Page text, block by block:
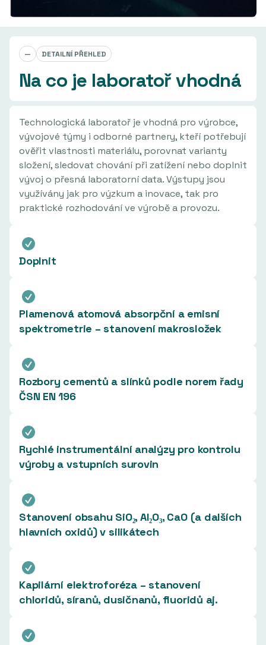
— DETAILNÍ PŘEHLED
Na co je laboratoř vhodná
Technologická laboratoř je vhodná pro výrobce,
vývojové týmy i odborné partnery, kteří potřebují
ověřit vlastnosti materiálu, porovnat varianty
složení, sledovat chování při zatížení nebo doplnit
vývoj o přesná laboratorní data. Výstupy jsou
využívány jak pro výzkum a inovace, tak pro
praktické rozhodování ve výrobě a provozu.
Doplnit
Plamenová atomová absorpční a emisní
spektrometrie – stanovení makrosložek
Rozbory cementů a slínků podle norem řady
ČSN EN 196
Rychlé instrumentální analýzy pro kontrolu
výroby a vstupních surovin
Stanovení obsahu SiO₂, Al₂O₃, CaO (a dalších
hlavních oxidů) v silikátech
Kapilární elektroforéza – stanovení
chloridů, síranů, dusičnanů, fluoridů aj.